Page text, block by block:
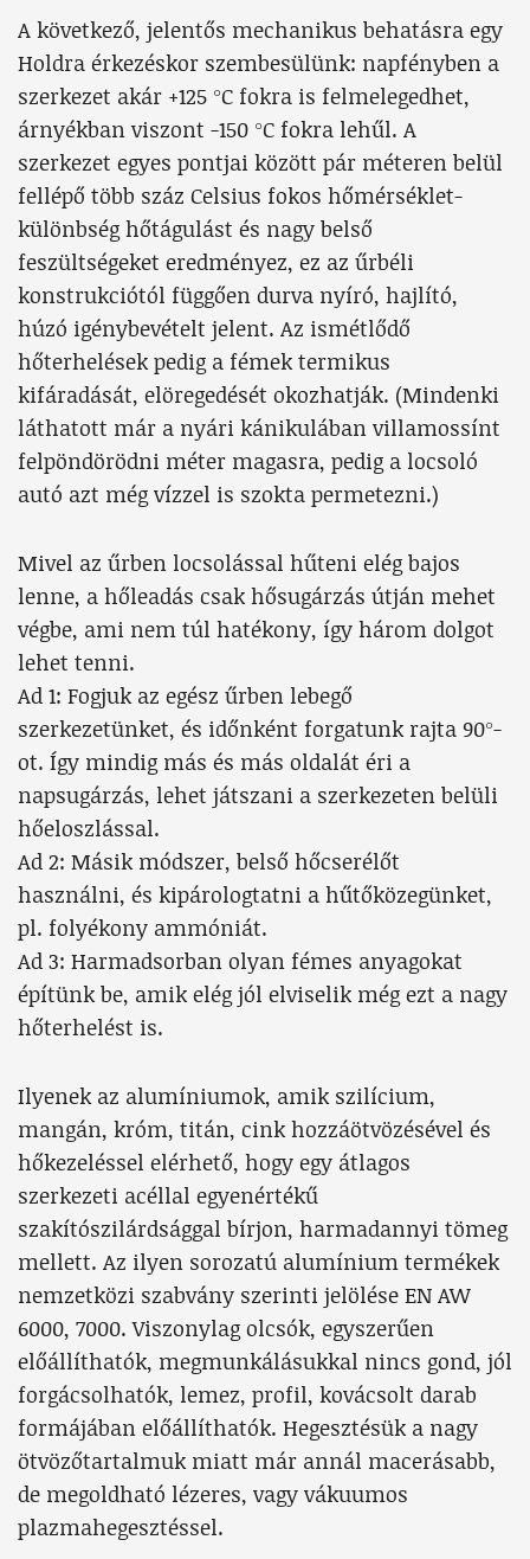
A következő, jelentős mechanikus behatásra egy
Holdra érkezéskor szembesülünk: napfényben a
szerkezet akár +125 °C fokra is felmelegedhet,
árnyékban viszont -150 °C fokra lehűl. A
szerkezet egyes pontjai között pár méteren belül
fellépő több száz Celsius fokos hőmérséklet-
különbség hőtágulást és nagy belső
feszültségeket eredményez, ez az űrbéli
konstrukciótól függően durva nyíró, hajlító,
húzó igénybevételt jelent. Az ismétlődő
hőterhelések pedig a fémek termikus
kifáradását, elöregedését okozhatják. (Mindenki
láthatott már a nyári kánikulában villamossínt
felpöndörödni méter magasra, pedig a locsoló
autó azt még vízzel is szokta permetezni.)
Mivel az űrben locsolással hűteni elég bajos
lenne, a hőleadás csak hősugárzás útján mehet
végbe, ami nem túl hatékony, így három dolgot
lehet tenni.
Ad 1: Fogjuk az egész űrben lebegő
szerkezetünket, és időnként forgatunk rajta 90°-
ot. Így mindig más és más oldalát éri a
napsugárzás, lehet játszani a szerkezeten belüli
hőeloszlással.
Ad 2: Másik módszer, belső hőcserélőt
használni, és kipárologtatni a hűtőközegünket,
pl. folyékony ammóniát.
Ad 3: Harmadsorban olyan fémes anyagokat
építünk be, amik elég jól elviselik még ezt a nagy
hőterhelést is.
Ilyenek az alumíniumok, amik szilícium,
mangán, króm, titán, cink hozzáötvözésével és
hőkezeléssel elérhető, hogy egy átlagos
szerkezeti acéllal egyenértékű
szakítószilárdsággal bírjon, harmadannyi tömeg
mellett. Az ilyen sorozatú alumínium termékek
nemzetközi szabvány szerinti jelölése EN AW
6000, 7000. Viszonylag olcsók, egyszerűen
előállíthatók, megmunkálásukkal nincs gond, jól
forgácsolhatók, lemez, profil, kovácsolt darab
formájában előállíthatók. Hegesztésük a nagy
ötvözőtartalmuk miatt már annál macerásabb,
de megoldható lézeres, vagy vákuumos
plazmahegesztéssel.